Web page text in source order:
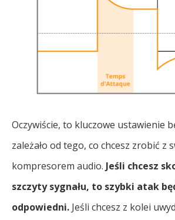
Oczywiście, to kluczowe ustawienie
zależało od tego, co chcesz zrobić z
kompresorem audio. Jeśli chcesz
szczyty sygnału, to szybki atak
odpowiedni. Jeśli chcesz z kolei